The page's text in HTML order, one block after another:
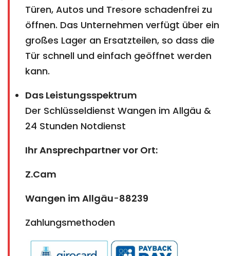
Türen, Autos und Tresore schadenfrei zu
öffnen. Das Unternehmen verfügt über ein
großes Lager an Ersatzteilen, so dass die
Tür schnell und einfach geöffnet werden
kann.
Das Leistungsspektrum
Der Schlüsseldienst Wangen im Allgäu &
24 Stunden Notdienst
Ihr Ansprechpartner vor Ort:
Z.Cam
Wangen im Allgäu-88239
Zahlungsmethoden